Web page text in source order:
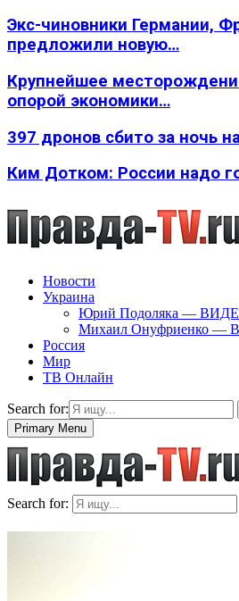
Экс-чиновники Германии,
предложили новую…
Крупнейшее
опорой экономики…
397 дронов сбито за ночь
Ким Дотком: России надо
Новости
Украина
Юрий Подоляка —
Михаил Онуфриенко —
Россия
Мир
ТВ Онлайн
Search for:
Primary Menu
Search for: